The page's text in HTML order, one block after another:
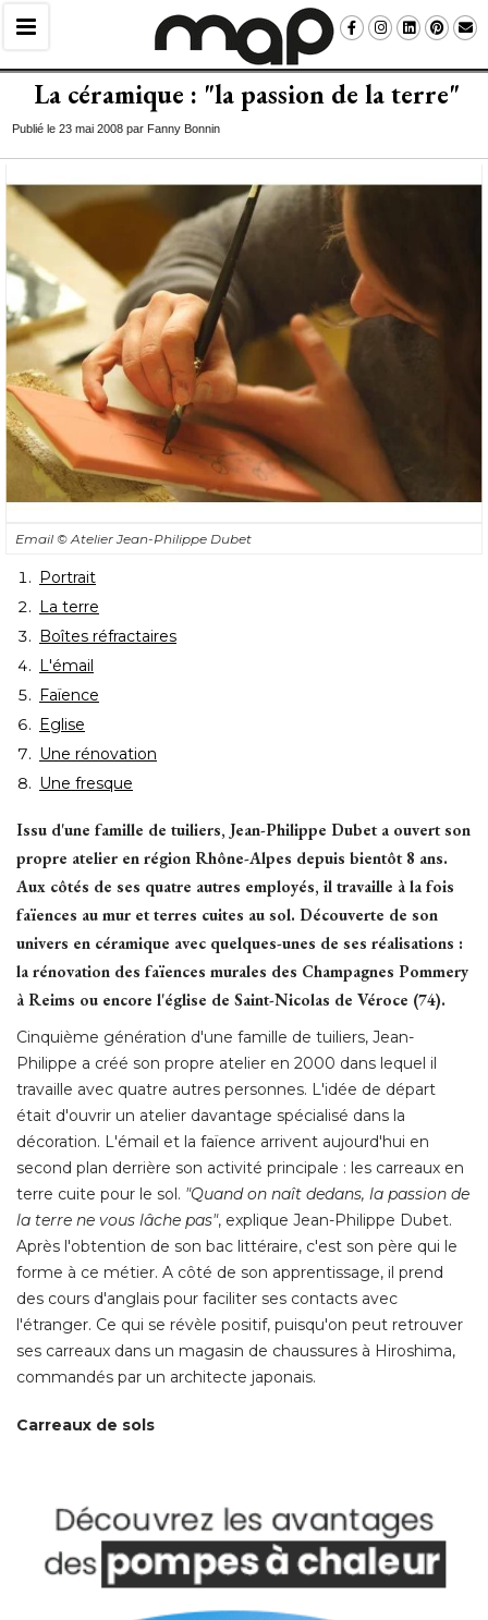
La céramique : "la passion de la terre"
Publié le 23 mai 2008 par Fanny Bonnin
Email © Atelier Jean-Philippe Dubet
Portrait
La terre
Boîtes réfractaires
L'émail
Faïence
Eglise
Une rénovation
Une fresque
Issu d'une famille de tuiliers, Jean-Philippe Dubet a ouvert son
propre atelier en région Rhône-Alpes depuis bientôt 8 ans.
Aux côtés de ses quatre autres employés, il travaille à la fois
faïences au mur et terres cuites au sol. Découverte de son
univers en céramique avec quelques-unes de ses réalisations :
la rénovation des faïences murales des Champagnes Pommery
à Reims ou encore l'église de Saint-Nicolas de Véroce (74).
Cinquième génération d'une famille de tuiliers, Jean-
Philippe a créé son propre atelier en 2000 dans lequel il
travaille avec quatre autres personnes. L'idée de départ
était d'ouvrir un atelier davantage spécialisé dans la
décoration. L'émail et la faïence arrivent aujourd'hui en
second plan derrière son activité principale : les carreaux en
terre cuite pour le sol. "Quand on naît dedans, la passion de
la terre ne vous lâche pas", explique Jean-Philippe Dubet.
Après l'obtention de son bac littéraire, c'est son père qui le
forme à ce métier. A côté de son apprentissage, il prend
des cours d'anglais pour faciliter ses contacts avec
l'étranger. Ce qui se révèle positif, puisqu'on peut retrouver
ses carreaux dans un magasin de chaussures à Hiroshima,
commandés par un architecte japonais.
Carreaux de sols